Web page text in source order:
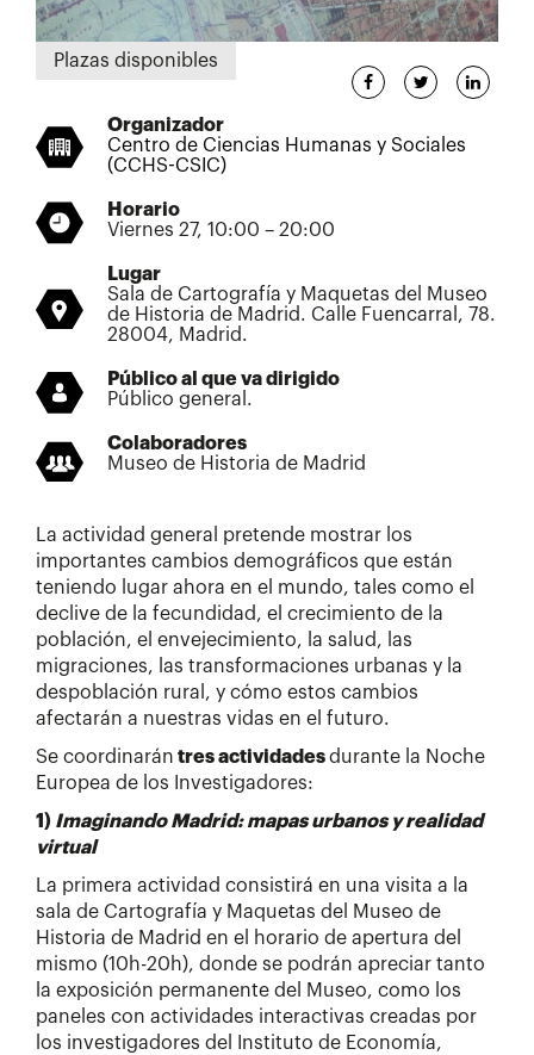
Plazas disponibles
Organizador
Centro de Ciencias Humanas y Sociales
(CCHS-CSIC)
Horario
Viernes 27, 10:00 – 20:00
Lugar
Sala de Cartografía y Maquetas del Museo
de Historia de Madrid. Calle Fuencarral, 78.
28004, Madrid.
Público al que va dirigido
Público general.
Colaboradores
Museo de Historia de Madrid
La actividad general pretende mostrar los
importantes cambios demográficos que están
teniendo lugar ahora en el mundo, tales como el
declive de la fecundidad, el crecimiento de la
población, el envejecimiento, la salud, las
migraciones, las transformaciones urbanas y la
despoblación rural, y cómo estos cambios
afectarán a nuestras vidas en el futuro.
Se coordinarán tres actividadesdurante la Noche
Europea de los Investigadores:
1) Imaginando Madrid: mapas urbanos y realidad
virtual
La primera actividad consistirá en una visita a la
sala de Cartografía y Maquetas del Museo de
Historia de Madrid en el horario de apertura del
mismo (10h-20h), donde se podrán apreciar tanto
la exposición permanente del Museo, como los
paneles con actividades interactivas creadas por
los investigadores del Instituto de Economía,